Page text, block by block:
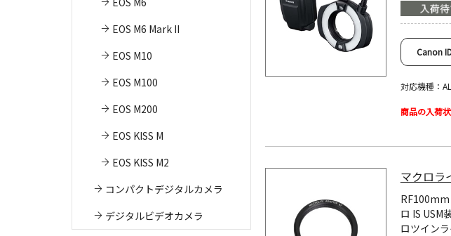
EOS M6 Mark II
EOS M10
EOS M100
EOS M200
EOS KISS M
EOS KISS M2
コンパクトデジタルカメラ
デジタルビデオカメラ
Canon
対応機種：
商品の入荷
マクロラ
RF100mm
ロ IS USM
ロツイン